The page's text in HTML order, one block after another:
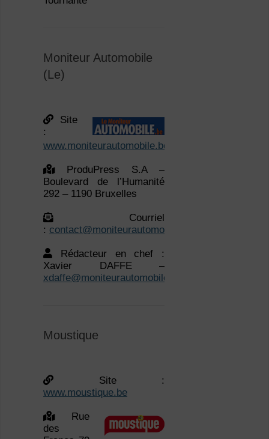
Moniteur Automobile
Site
:
ProduPress S.A –
Boulevard de l’Humanité
292 – 1190 Bruxelles
Courriel
:contact@moniteurautomobile.be
Xavier DAFFE –
xdaffe@moniteurautomobile.be
Moustique
Site :
www.moustique.be
des
Francs 79
– 1040 Bruxelles
Tél. : 02/85.02.70